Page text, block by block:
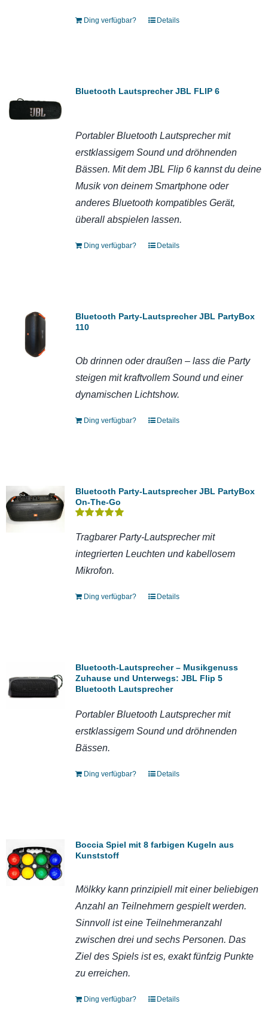
Ding verfügbar? Details
Bluetooth Lautsprecher JBL FLIP 6
Portabler Bluetooth Lautsprecher mit
erstklassigem Sound und dröhnenden
Bässen. Mit dem JBL Flip 6 kannst du deine
Musik von deinem Smartphone oder
anderes Bluetooth kompatibles Gerät,
überall abspielen lassen.
Ding verfügbar? Details
Bluetooth Party-Lautsprecher JBL PartyBox
110
Ob drinnen oder draußen – lass die Party
steigen mit kraftvollem Sound und einer
dynamischen Lichtshow.
Ding verfügbar? Details
Bluetooth Party-Lautsprecher JBL PartyBox
On-The-Go
mit5.00von 5
Tragbarer Party-Lautsprecher mit
integrierten Leuchten und kabellosem
Mikrofon.
Ding verfügbar? Details
Bluetooth-Lautsprecher – Musikgenuss
Zuhause und Unterwegs: JBL Flip 5
Bluetooth Lautsprecher
Portabler Bluetooth Lautsprecher mit
erstklassigem Sound und dröhnenden
Bässen.
Ding verfügbar? Details
Boccia Spiel mit 8 farbigen Kugeln aus
Kunststoff
Mölkky kann prinzipiell mit einer beliebigen
Anzahl an Teilnehmern gespielt werden.
Sinnvoll ist eine Teilnehmeranzahl
zwischen drei und sechs Personen. Das
Ziel des Spiels ist es, exakt fünfzig Punkte
zu erreichen.
Ding verfügbar? Details